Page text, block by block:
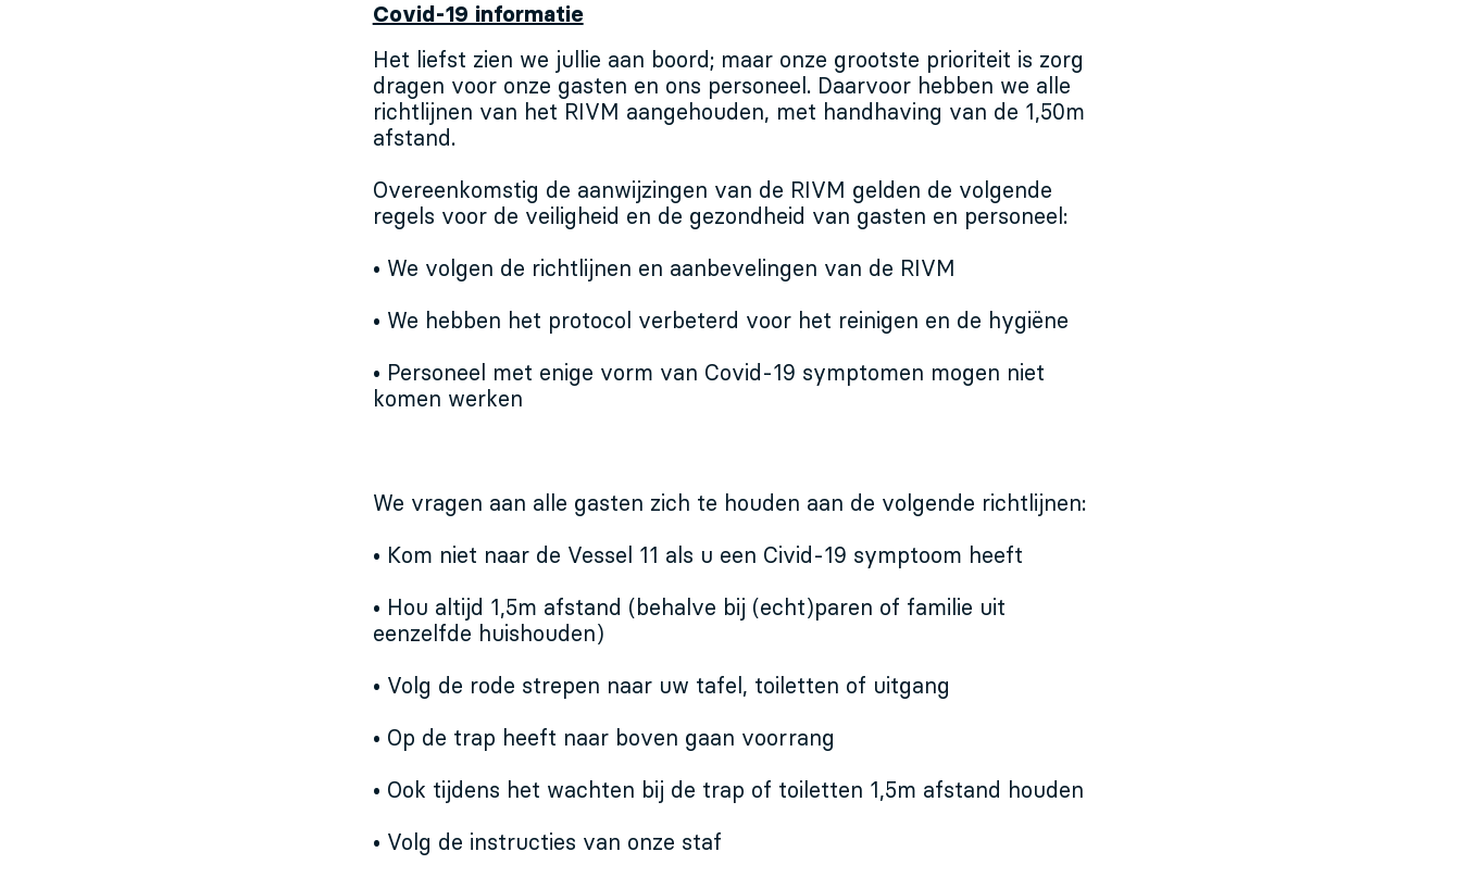
Covid-19 informatie
Het liefst zien we jullie aan boord; maar onze grootste prioriteit is zorg
dragen voor onze gasten en ons personeel. Daarvoor hebben we alle
richtlijnen van het RIVM aangehouden, met handhaving van de 1,50m
afstand.
Overeenkomstig de aanwijzingen van de RIVM gelden de volgende
regels voor de veiligheid en de gezondheid van gasten en personeel:
• We volgen de richtlijnen en aanbevelingen van de RIVM
• We hebben het protocol verbeterd voor het reinigen en de hygiëne
• Personeel met enige vorm van Covid-19 symptomen mogen niet
komen werken
We vragen aan alle gasten zich te houden aan de volgende richtlijnen:
• Kom niet naar de Vessel 11 als u een Civid-19 symptoom heeft
• Hou altijd 1,5m afstand (behalve bij (echt)paren of familie uit
eenzelfde huishouden)
• Volg de rode strepen naar uw tafel, toiletten of uitgang
• Op de trap heeft naar boven gaan voorrang
• Ook tijdens het wachten bij de trap of toiletten 1,5m afstand houden
• Volg de instructies van onze staf